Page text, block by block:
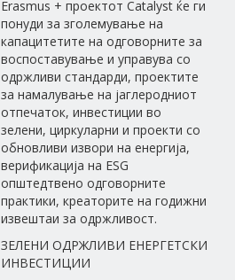
Erasmus + проектот Catalyst ќе ги
понуди за зголемување на
капацитетите на одговорните за
воспоставување и управува со
одржливи стандарди, проектите
за намалување на јаглеродниот
отпечаток, инвестиции во
зелени, циркуларни и проекти со
обновливи извори на енергија,
верификација на ESG
општедтвено одговорните
практики, креаторите на годижни
извештаи за одржливост.
ЗЕЛЕНИ ОДРЖЛИВИ ЕНЕРГЕТСКИ
ИНВЕСТИЦИИ